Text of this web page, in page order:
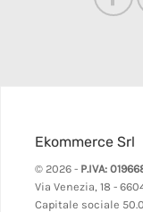
Ekommerce Srl
© 2026 - P.IVA:
Via Venezia, 18 -
Capitale sociale